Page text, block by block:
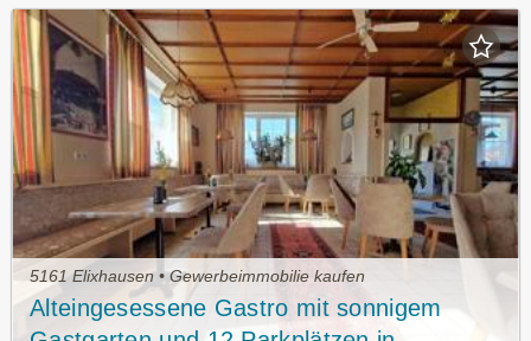
5161 Elixhausen • Gewerbeimmobilie kaufen
Alteingesessene Gastro mit sonnigem